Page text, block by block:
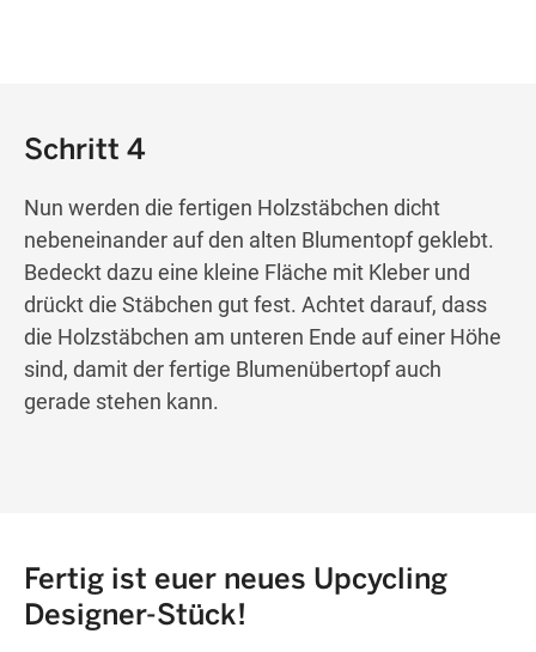
Schritt 4
Nun werden die fertigen Holzstäbchen dicht
nebeneinander auf den alten Blumentopf geklebt.
Bedeckt dazu eine kleine Fläche mit Kleber und
drückt die Stäbchen gut fest. Achtet darauf, dass
die Holzstäbchen am unteren Ende auf einer Höhe
sind, damit der fertige Blumenübertopf auch
gerade stehen kann.
Fertig ist euer neues Upcycling
Designer-Stück!